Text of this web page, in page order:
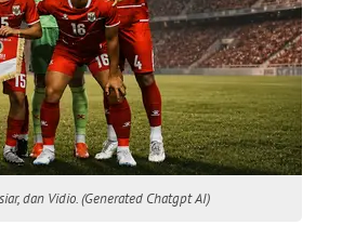
dan Vidio. (Generated Chatgpt AI)